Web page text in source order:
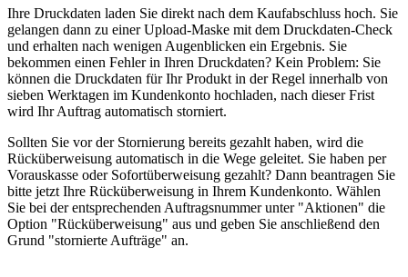
Ihre Druckdaten laden Sie direkt nach dem Kaufabschluss hoch. Sie
gelangen dann zu einer Upload-Maske mit dem Druckdaten-Check
und erhalten nach wenigen Augenblicken ein Ergebnis. Sie
bekommen einen Fehler in Ihren Druckdaten? Kein Problem: Sie
können die Druckdaten für Ihr Produkt in der Regel innerhalb von
sieben Werktagen im Kundenkonto hochladen, nach dieser Frist
wird Ihr Auftrag automatisch storniert.
Sollten Sie vor der Stornierung bereits gezahlt haben, wird die
Rücküberweisung automatisch in die Wege geleitet. Sie haben per
Vorauskasse oder Sofortüberweisung gezahlt? Dann beantragen Sie
bitte jetzt Ihre Rücküberweisung in Ihrem Kundenkonto. Wählen
Sie bei der entsprechenden Auftragsnummer unter "Aktionen" die
Option "Rücküberweisung" aus und geben Sie anschließend den
Grund "stornierte Aufträge" an.